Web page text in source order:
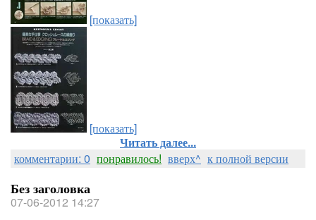
[показать]
[показать]
Читать далее...
комментарии: 0 понравилось! вверх^ к полной версии
Без заголовка
07-06-2012 14:27